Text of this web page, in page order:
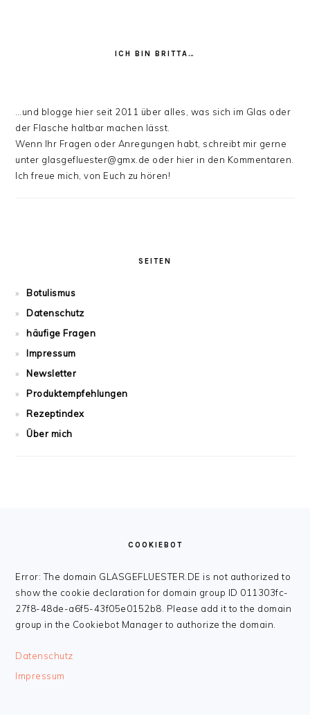
ICH BIN BRITTA…
…und blogge hier seit 2011 über alles, was sich im Glas oder
der Flasche haltbar machen lässt.
Wenn Ihr Fragen oder Anregungen habt, schreibt mir gerne
unter glasgefluester@gmx.de oder hier in den Kommentaren.
Ich freue mich, von Euch zu hören!
SEITEN
Botulismus
Datenschutz
häufige Fragen
Impressum
Newsletter
Produktempfehlungen
Rezeptindex
Über mich
COOKIEBOT
Error: The domain GLASGEFLUESTER.DE is not authorized to
show the cookie declaration for domain group ID 011303fc-
27f8-48de-a6f5-43f05e0152b8. Please add it to the domain
group in the Cookiebot Manager to authorize the domain.
Datenschutz
Impressum